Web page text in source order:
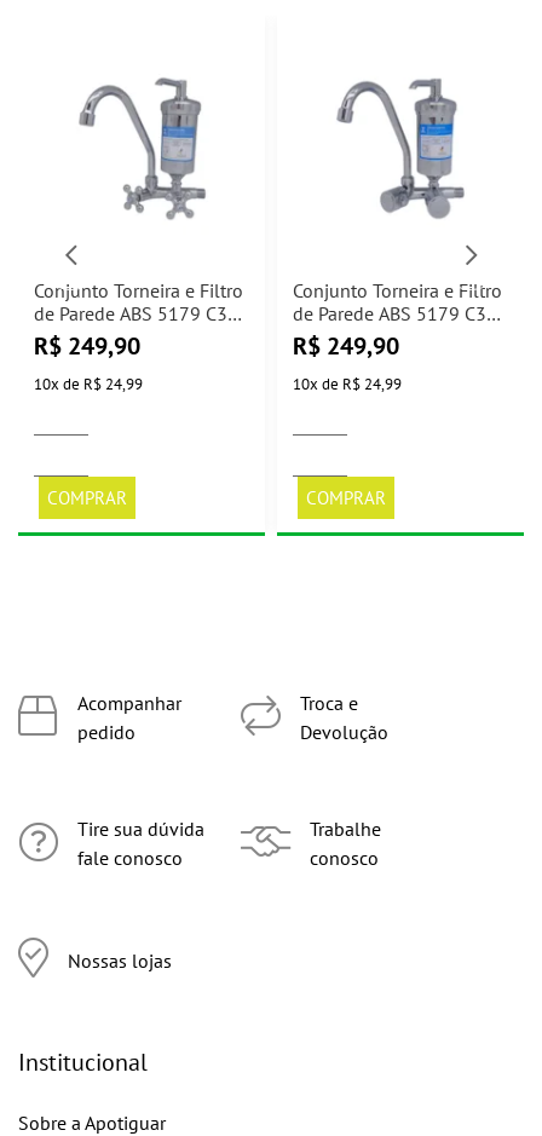
Conjunto Torneira e Filtro
de Parede ABS 5179 C33
1/4 de Volta Jed Metais
R$ 249,90
10x de R$ 24,99
COMPRAR
Conjunto Torneira e Filtro
de Parede ABS 5179 C35
1/4 de Volta Jed Metais
R$ 249,90
10x de R$ 24,99
COMPRAR
Acompanhar
pedido
Tire sua dúvida
fale conosco
Nossas lojas
Troca e
Devolução
Trabalhe
conosco
Institucional
Sobre a Apotiguar